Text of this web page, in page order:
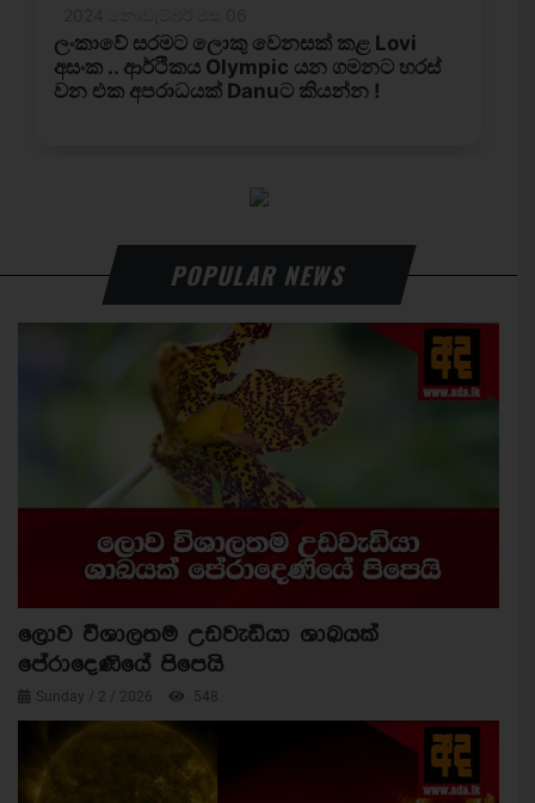
POPULAR NEWS
ලොව විශාලතම උඩවැඩියා ශාඛයක්
පේරාදෙණියේ පිපෙයි
Sunday / 2 / 2026 548